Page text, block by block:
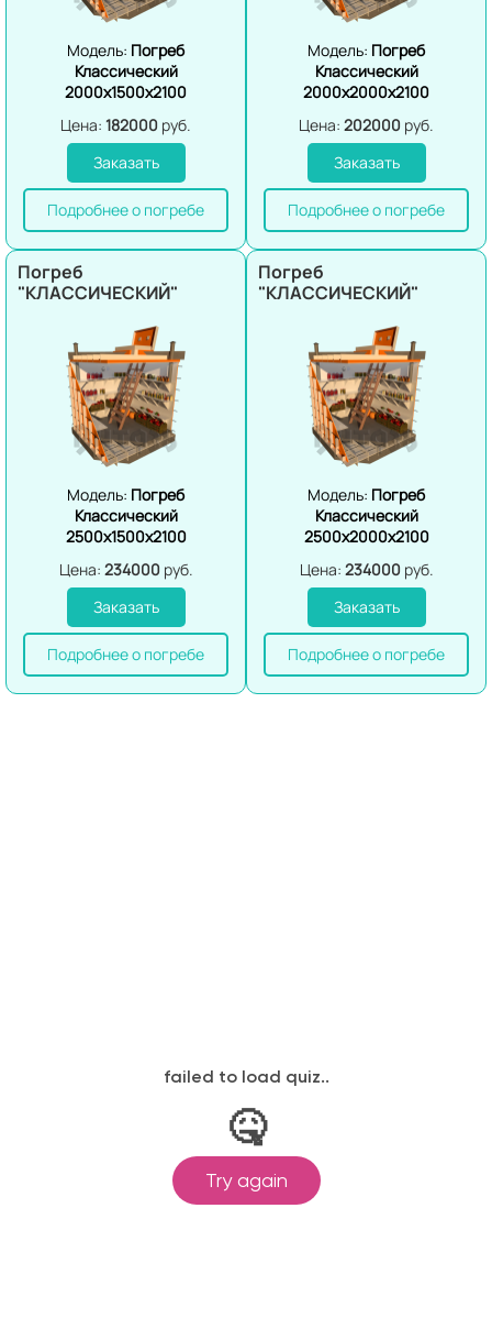
Модель: Погреб
Классический
2000х1500х2100
Цена: 182000 руб.
Заказать
Подробнее о погребе
Модель: Погреб
Классический
2000х2000х2100
Цена: 202000 руб.
Заказать
Подробнее о погребе
Погреб
"КЛАССИЧЕСКИЙ"
Модель: Погреб
Классический
2500х1500х2100
Цена: 234000 руб.
Заказать
Подробнее о погребе
Погреб
"КЛАССИЧЕСКИЙ"
Модель: Погреб
Классический
2500х2000х2100
Цена: 234000 руб.
Заказать
Подробнее о погребе